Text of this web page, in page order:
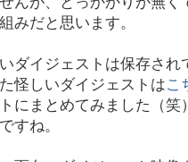
みだと思います。
ダイジェストは保存さ
怪しいダイジェストはこ
にまとめてみました（
すね。